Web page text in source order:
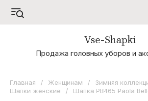
А - Я
Odyssey
Vse-Shapki
Продажа головных уборов и
Главная / Женщинам / Зимняя
Шапки женские
/ Шапка РВ465 Paola